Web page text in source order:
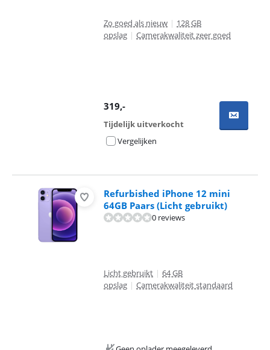
Zo goed als nieuw | 128 GB
opslag | Camerakwaliteit zeer goed
319,-
Tijdelijk uitverkocht
Vergelijken
Refurbished iPhone 12 mini
64GB Paars (Licht gebruikt)
0 reviews
Licht gebruikt | 64 GB
opslag | Camerakwaliteit standaard